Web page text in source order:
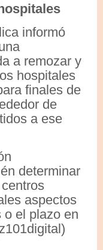
informó
a remozar y
hospitales
finales de
de
a ese
determinar
aspectos
o el plazo en